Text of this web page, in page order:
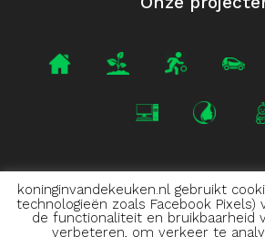
Projets voisins
koninginvandekeuken.nl gebruikt
technologieën zoals Facebook
de functionaliteit en bruikbaarheid
verbeteren, om verkeer te